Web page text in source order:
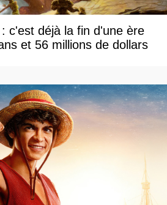
c'est déjà la fin d'une ère
et 56 millions de dollars